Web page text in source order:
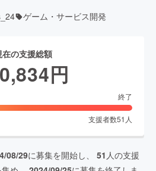
ゲーム・サービス開発
在の支援総額
円
終了
支援者数51 人
08/29に募集を開始し、 51 人の支援